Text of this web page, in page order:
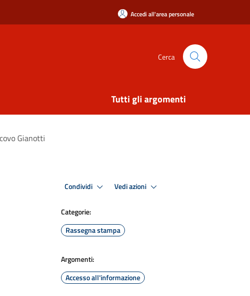
Accedi all'area personale
Cerca
Tutti gli argomenti
Gianotti
Condividi Vedi azioni
Categorie:
Rassegna stampa
Argomenti:
Accesso all'informazione